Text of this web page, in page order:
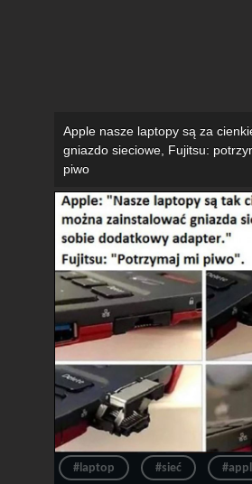
Apple nasze laptopy są za
gniazdo sieciowe, Fujitsu:
piwo
#laptop #sieć